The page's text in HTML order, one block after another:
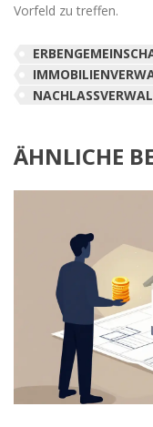
Vorfeld zu treffen.
ÄHNLICHE